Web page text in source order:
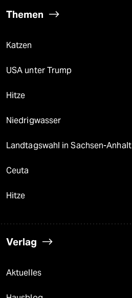
Themen
Katzen
USA unter Trump
Hitze
Niedrigwasser
Landtagswahl in Sachsen-Anhalt
Ceuta
Hitze
Verlag
Aktuelles